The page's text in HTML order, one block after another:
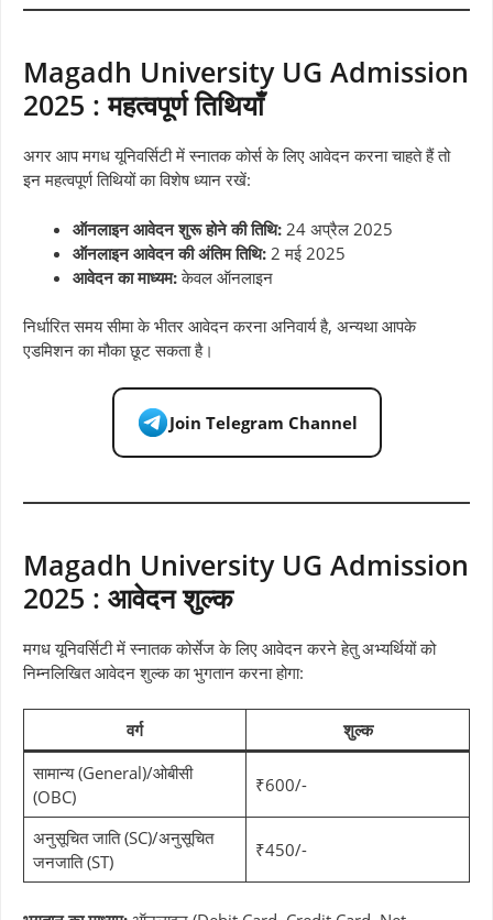
Magadh University UG Admission
2025 : महत्वपूर्ण तिथियाँ
अगर आप मगध यूनिवर्सिटी में स्नातक कोर्स के लिए आवेदन करना चाहते हैं तो
इन महत्वपूर्ण तिथियों का विशेष ध्यान रखें:
ऑनलाइन आवेदन शुरू होने की तिथि: 24 अप्रैल 2025
ऑनलाइन आवेदन की अंतिम तिथि: 2 मई 2025
आवेदन का माध्यम:केवल ऑनलाइन
निर्धारित समय सीमा के भीतर आवेदन करना अनिवार्य है, अन्यथा आपके
एडमिशन का मौका छूट सकता है।
Join Telegram Channel
Magadh University UG Admission
2025 : आवेदन शुल्क
मगध यूनिवर्सिटी में स्नातक कोर्सेज के लिए आवेदन करने हेतु अभ्यर्थियों को
निम्नलिखित आवेदन शुल्क का भुगतान करना होगा:
वर्ग
शुल्क
सामान्य (General)/ओबीसी
(OBC)
₹600/-
अनुसूचित जाति (SC)/अनुसूचित
जनजाति (ST)
₹450/-